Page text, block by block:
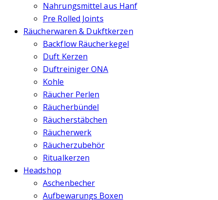
Nahrungsmittel aus Hanf
Pre Rolled Joints
Räucherwaren & Dukftkerzen
Backflow Räucherkegel
Duft Kerzen
Duftreiniger ONA
Kohle
Räucher Perlen
Räucherbündel
Räucherstäbchen
Räucherwerk
Räucherzubehör
Ritualkerzen
Headshop
Aschenbecher
Aufbewarungs Boxen